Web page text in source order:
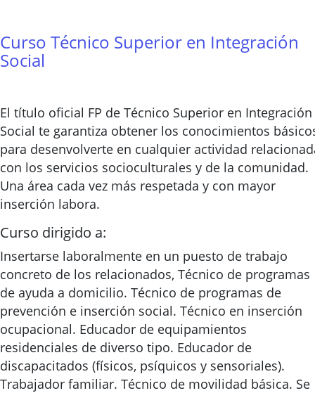
Curso Técnico Superior en Integración
Social
El título oficial FP de Técnico Superior en Integración
Social te garantiza obtener los conocimientos
para desenvolverte en cualquier actividad
con los servicios socioculturales y de la comunidad.
Una área cada vez más respetada y con mayor
inserción labora.
Curso dirigido a:
Insertarse laboralmente en un puesto de trabajo
concreto de los relacionados, Técnico de programas
de ayuda a domicilio. Técnico de programas de
prevención e inserción social. Técnico en inserción
ocupacional. Educador de equipamientos
residenciales de diverso tipo. Educador de
discapacitados (físicos, psíquicos y sensoriales).
Trabajador familiar. Técnico de movilidad básica. Se